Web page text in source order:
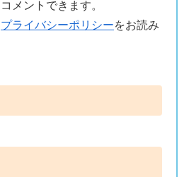
メントできます。
プライバシーポリシーをお読み